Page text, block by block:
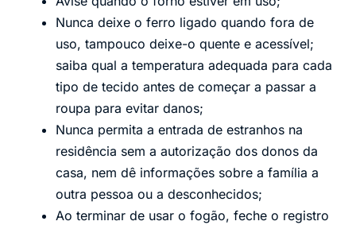
Nunca deixe o ferro ligado quando fora de
uso, tampouco deixe-o quente e acessível;
saiba qual a temperatura adequada para cada
tipo de tecido antes de começar a passar a
roupa para evitar danos;
Nunca permita a entrada de estranhos na
residência sem a autorização dos donos da
casa, nem dê informações sobre a família a
outra pessoa ou a desconhecidos;
Ao terminar de usar o fogão, feche o registro